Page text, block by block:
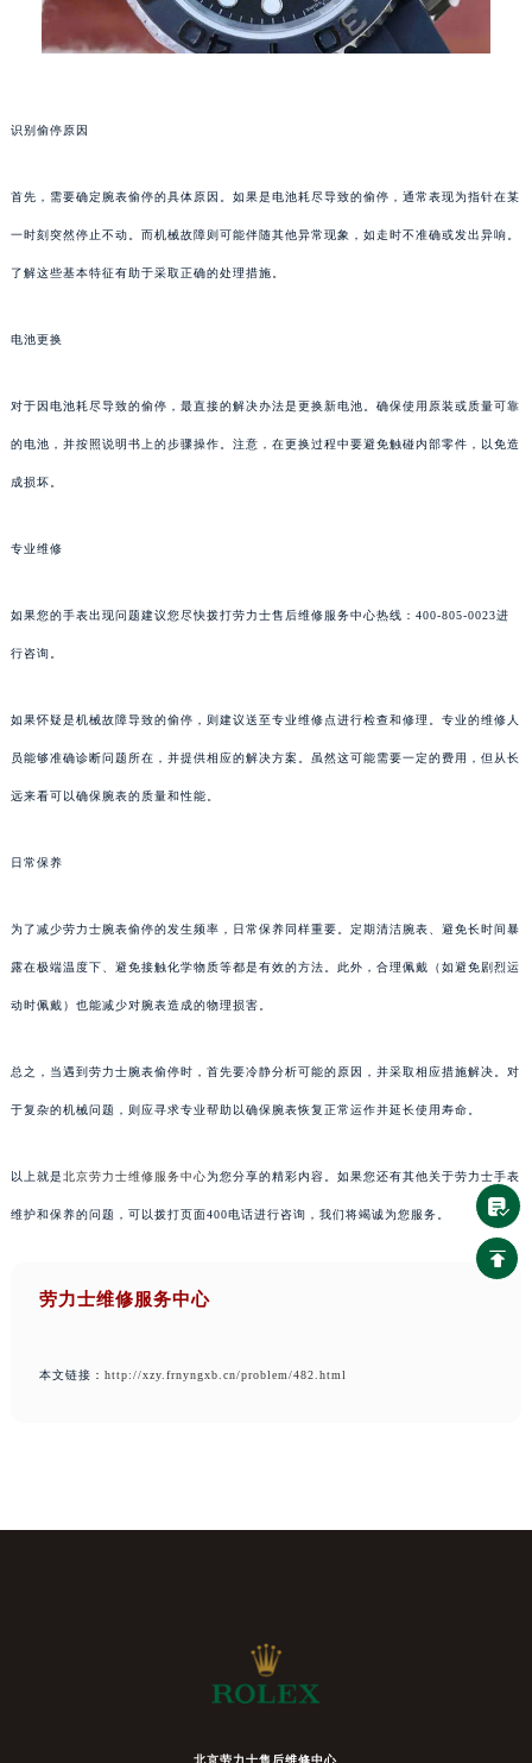
识别偷停原因
首先，需要确定腕表偷停的具体原因。如果是电池耗尽导致的偷停，通常表现为指针在某
一时刻突然停止不动。而机械故障则可能伴随其他异常现象，如走时不准确或发出异响。
了解这些基本特征有助于采取正确的处理措施。
电池更换
对于因电池耗尽导致的偷停，最直接的解决办法是更换新电池。确保使用原装或质量可靠
的电池，并按照说明书上的步骤操作。注意，在更换过程中要避免触碰内部零件，以免造
成损坏。
专业维修
如果您的手表出现问题建议您尽快拨打劳力士售后维修服务中心热线：400-805-0023进
行咨询。
如果怀疑是机械故障导致的偷停，则建议送至专业维修点进行检查和修理。专业的维修人
员能够准确诊断问题所在，并提供相应的解决方案。虽然这可能需要一定的费用，但从长
远来看可以确保腕表的质量和性能。
日常保养
为了减少劳力士腕表偷停的发生频率，日常保养同样重要。定期清洁腕表、避免长时间暴
露在极端温度下、避免接触化学物质等都是有效的方法。此外，合理佩戴（如避免剧烈运
动时佩戴）也能减少对腕表造成的物理损害。
总之，当遇到劳力士腕表偷停时，首先要冷静分析可能的原因，并采取相应措施解决。对
于复杂的机械问题，则应寻求专业帮助以确保腕表恢复正常运作并延长使用寿命。
以上就是北京劳力士维修服务中心为您分享的精彩内容。如果您还有其他关于劳力士手表
维护和保养的问题，可以拨打页面400电话进行咨询，我们将竭诚为您服务。
劳力士维修服务中心
本文链接： http://xzy.frnyngxb.cn/problem/482.html
北京劳力士售后维修中心